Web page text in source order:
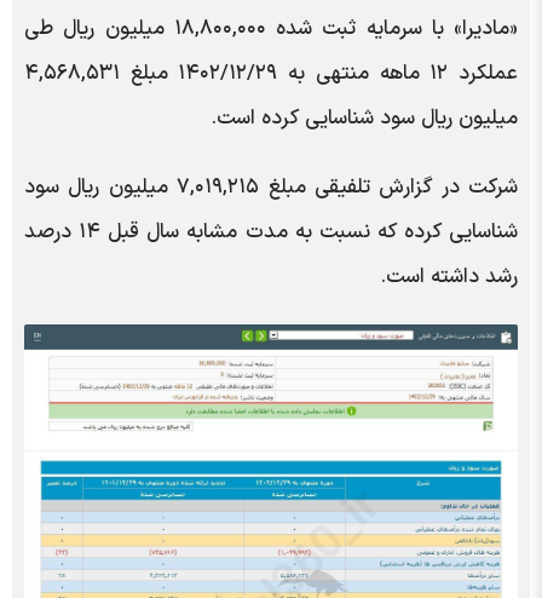
«مادیرا» با سرمایه ثبت شده ۱۸,۸۰۰,۰۰۰ میلیون ریال طی
عملکرد ۱۲ ماهه منتهی به ۱۴۰۲/۱۲/۲۹ مبلغ ۴,۵۶۸,۵۳۱
میلیون ریال سود شناسایی کرده است.
شرکت در گزارش تلفیقی مبلغ ۷,۰۱۹,۲۱۵ میلیون ریال سود
شناسایی کرده که نسبت به مدت مشابه سال قبل ۱۴ درصد
رشد داشته است.